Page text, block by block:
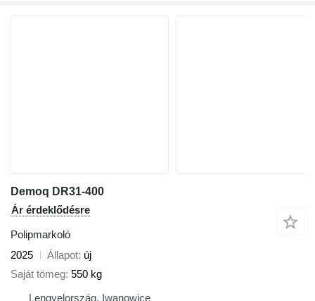
Demoq DR31-400
Ár érdeklődésre
Polipmarkoló
2025
Állapot új
Saját tömeg 550 kg
Lengyelország, Iwanowice